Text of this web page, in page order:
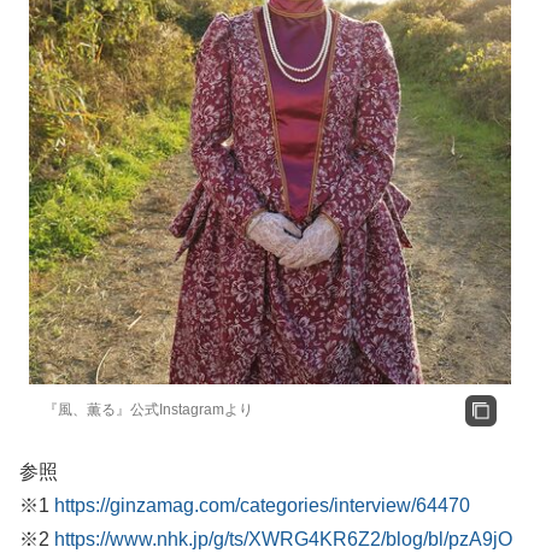
『風、薫る』公式Instagramより
参照
※1 https://ginzamag.com/categories/interview/64470
※2 https://www.nhk.jp/g/ts/XWRG4KR6Z2/blog/bl/pzA9jO